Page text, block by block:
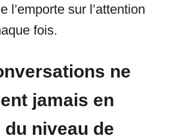
l’emporte sur l’attention
fois.
ne
jamais en
niveau de